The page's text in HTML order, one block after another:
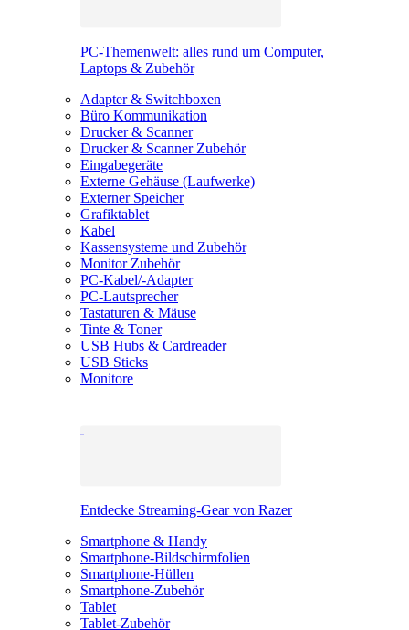
PC-Themenwelt: alles rund um Computer,
Laptops & Zubehör
Adapter & Switchboxen
Büro Kommunikation
Drucker & Scanner
Drucker & Scanner Zubehör
Eingabegeräte
Externe Gehäuse (Laufwerke)
Externer Speicher
Grafiktablet
Kabel
Kassensysteme und Zubehör
Monitor Zubehör
PC-Kabel/-Adapter
PC-Lautsprecher
Tastaturen & Mäuse
Tinte & Toner
USB Hubs & Cardreader
USB Sticks
Monitore
Entdecke Streaming-Gear von Razer
Smartphone & Handy
Smartphone-Bildschirmfolien
Smartphone-Hüllen
Smartphone-Zubehör
Tablet
Tablet-Zubehör